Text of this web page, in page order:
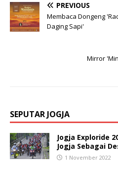
PREVIOUS
Membaca Dongeng
Daging Sapi'
Mirror
SEPUTAR JOGJA
Jogja Exploride
Jogja Sebagai
1 November 2022